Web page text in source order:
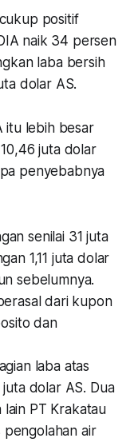
positif
naik 34 persen
laba bersih
dolar AS.
itu lebih besar
juta dolar
penyebabnya
senilai 31 juta
1,11 juta dolar
sebelumnya.
dari kupon
dan
laba atas
juta dolar AS. Dua
lain PT Krakatau
air